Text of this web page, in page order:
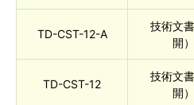
TD-CST-12-A
技術文
開）
TD-CST-12
技術文
開）